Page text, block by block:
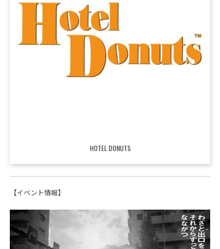
HOTEL DONUTS
【イベント情報】